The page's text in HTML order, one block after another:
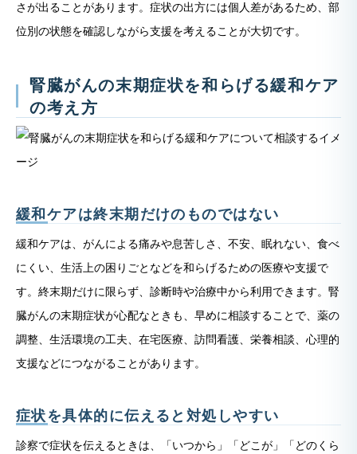
さが出ることがあります。症状の出方には個人差があるため、部
位別の状態を確認しながら支援を考えることが大切です。
腎臓がんの末期症状を和らげる緩和ケア
の考え方
緩和ケアは終末期だけのものではない
緩和ケアは、がんによる痛みや息苦しさ、不安、眠れない、食べ
にくい、生活上の困りごとなどを和らげるための医療や支援で
す。終末期だけに限らず、診断時や治療中から利用できます。腎
臓がんの末期症状が心配なときも、早めに相談することで、薬の
調整、生活環境の工夫、在宅医療、訪問看護、栄養相談、心理的
支援などにつながることがあります。
症状を具体的に伝えると対処しやすい
診察で症状を伝えるときは、「いつから」「どこが」「どのくら